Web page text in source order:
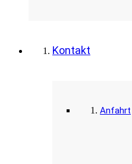
Kontakt
Anfahrt